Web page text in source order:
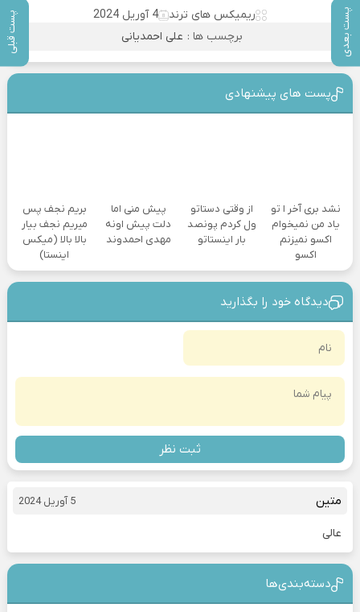
پست بعدی پست قبلی ریمیکس های ترند
4 آوریل 2024
برچسب ها : علی احمدیانی
پست های پیشنهادی
نشد بری آخر ا تو
یاد من نمیخوام
اکسو نمیزنم
اکسو
از وقتی دستاتو
ول کردم پونصد
بار اینستاتو
پیش منی اما
دلت پیش اونه
مهدی احمدوند
بریم نجف پس
میریم نجف بیار
بالا بالا (میکس
اینستا)
دیدگاه خود را بگذارید
ثبت نظر
متین 5 آوریل 2024
عالی
دسته‌بندی‎‌‌ها